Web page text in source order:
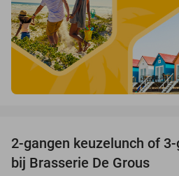
2-gangen keuzelunch of
bij Brasserie De Grous